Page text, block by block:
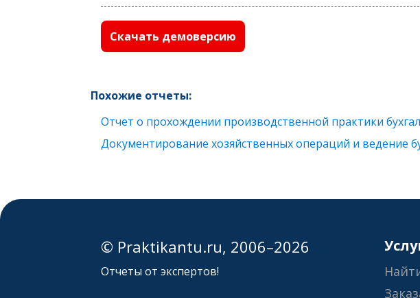
Скачать демоверсию
Похожие отчеты:
Отчет о прохождении производственной практики
Документирование хозяйственных операций и ведение
© Praktikantu.ru, 2006–2026
Отчеты от экспертов!